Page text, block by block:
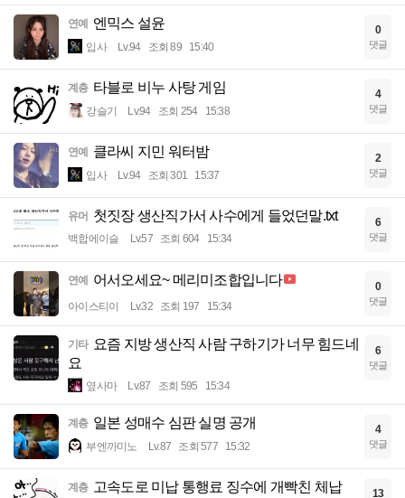
연예 엔믹스 설윤
입사 Lv.94 조회 89 15:40
0
댓글
계층 타블로 비누 사탕 게임
강슬기 Lv.94 조회 254 15:38
4
댓글
연예 클라씨 지민 워터밤
입사 Lv.94 조회 301 15:37
2
댓글
유머 첫짓장 생산직가서 사수에게 들었던말.txt
백합에이슬 Lv.57 조회 604 15:34
6
댓글
연예 어서오세요~ 메리미조합입니다
아이스티이 Lv.32 조회 197 15:34
0
댓글
기타 요즘 지방 생산직 사람 구하기가 너무 힘드네
요
옆사마 Lv.87 조회 595 15:34
6
댓글
계층 일본 성매수 심판 실명 공개
부엔까미노 Lv.87 조회 577 15:32
4
댓글
계층 고속도로 미납 통행료 징수에 개빡친 체납 13